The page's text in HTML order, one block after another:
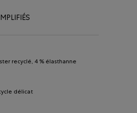
recyclé, 4 % élasthanne
délicat